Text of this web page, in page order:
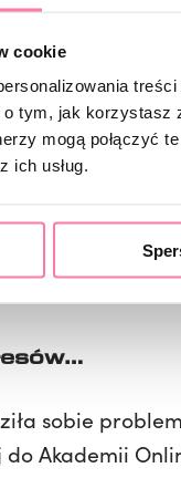
cookie
tym, jak korzystasz
mogą połączyć
ich usług.
do
sobie
Akademii